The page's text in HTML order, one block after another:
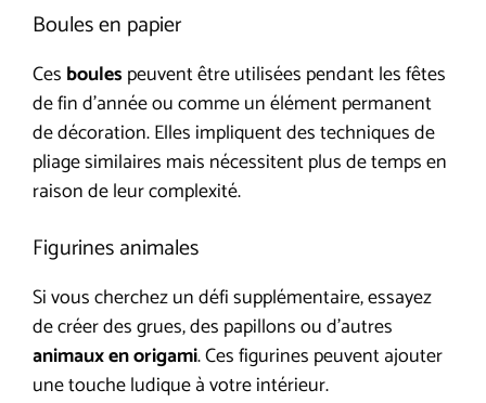
Boules en papier
Ces boulespeuvent être utilisées pendant les fêtes
de fin d’année ou comme un élément permanent
de décoration. Elles impliquent des techniques de
pliage similaires mais nécessitent plus de temps en
raison de leur complexité.
Figurines animales
Si vous cherchez un défi supplémentaire, essayez
de créer des grues, des papillons ou d’autres
animaux en origami. Ces figurines peuvent ajouter
une touche ludique à votre intérieur.